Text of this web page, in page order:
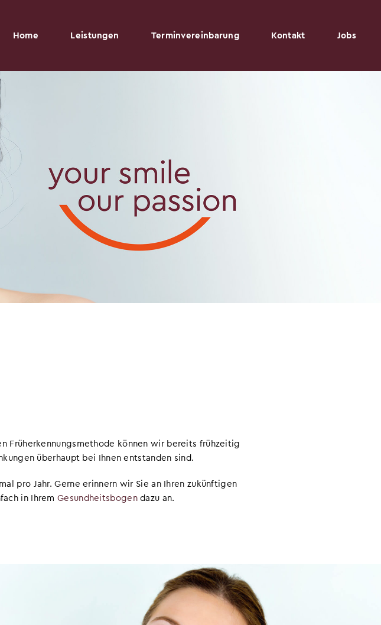
Home Leistungen Terminvereinbarung Kontakt Jobs
Früherkennungsmethode können wir bereits frühzeitig
überhaupt bei Ihnen entstanden sind.
pro Jahr. Gerne erinnern wir Sie an Ihren zukünftigen
in IhremGesundheitsbogendazu an.